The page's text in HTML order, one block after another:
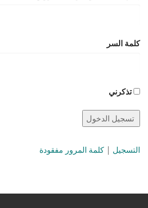
كلمة السر
تذكرني
التسجيل | كلمة المرور مفقودة